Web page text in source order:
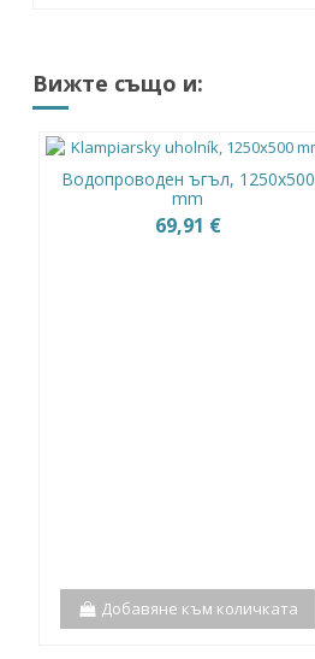
Вижте също и:
Водопроводен ъгъл, 1250x500
mm
69,91 €
Добавяне към количката